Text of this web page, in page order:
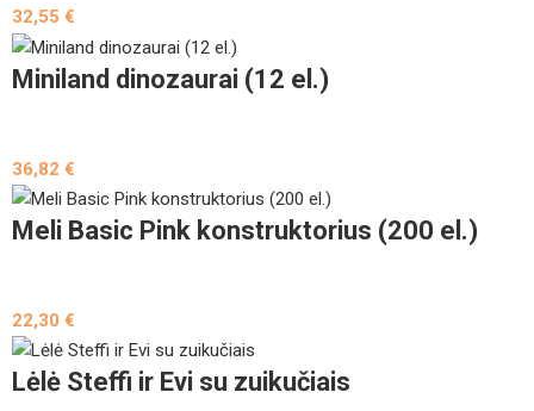
32,55€
Miniland dinozaurai (12 el.)
36,82€
Meli Basic Pink konstruktorius (200 el.)
22,30€
Lėlė Steffi ir Evi su zuikučiais